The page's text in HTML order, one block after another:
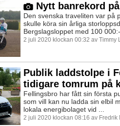
Nytt banrekord
Den svenska traveliten var på
skulle köra sin årliga
Bergslagsloppet med 100
2 juli 2020 klockan 00:32 av Timmy
Publik laddstolpe i
tidigare tomrum på
Fellingsbro har fått sin första
som vill kan nu ladda sin elbil
lokala energibolaget vid ...
2 juli 2020 klockan 08:16 av Fredrik